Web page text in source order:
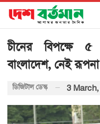
চীনের বিপক্ষে ৫
বাংলাদেশ, নেই
ডিজিটাল ডেস্ক 3